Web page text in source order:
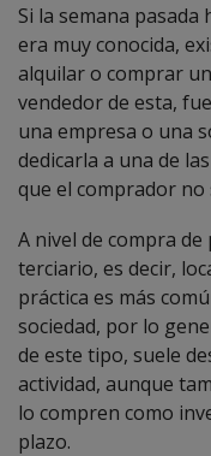
Si la semana
era muy conocida,
alquilar o comprar
vendedor de esta,
una empresa o una
dedicarla a una de
que el comprador no
A nivel de compra
terciario, es decir,
práctica es más
sociedad, por lo
de este tipo, suele
actividad, aunque
lo compren como
plazo.